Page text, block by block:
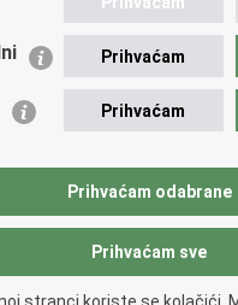
kontaktna točka za
solidarnosti
Prihvaćam
Prihvaćam
Prihvaćam odabrane
Prihvaćam sve